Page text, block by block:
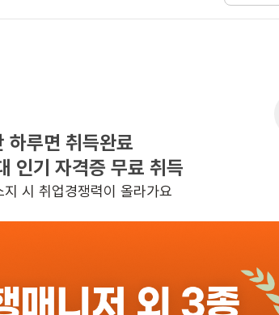
시는 조건의 일자리가 없습니다
력하는 케어파트너가 되겠습니다.
하루면 취득완료
인기 자격증 무료 취득
지 시 취업경쟁력이 올라가요